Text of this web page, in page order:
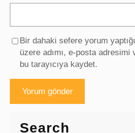
Bir dahaki sefere yorum
üzere adımı, e-posta
bu tarayıcıya kaydet.
Search